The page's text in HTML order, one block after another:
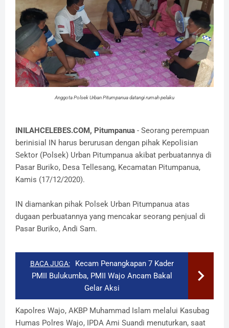
Anggota Polsek Urban Pitumpanua datangi rumah pelaku
INILAHCELEBES.COM, Pitumpanua - Seorang perempuan
berinisial IN harus berurusan dengan pihak Kepolisian
Sektor (Polsek) Urban Pitumpanua akibat perbuatannya di
Pasar Buriko, Desa Tellesang, Kecamatan Pitumpanua,
Kamis (17/12/2020).
IN diamankan pihak Polsek Urban Pitumpanua atas
dugaan perbuatannya yang mencakar seorang penjual di
Pasar Buriko, Andi Sam.
BACA JUGA:
Kecam Penangkapan 7 Kader
PMII Bulukumba, PMII Wajo Ancam Bakal
Gelar Aksi
Kapolres Wajo, AKBP Muhammad Islam melalui Kasubag
Humas Polres Wajo, IPDA Ami Suandi menuturkan, saat